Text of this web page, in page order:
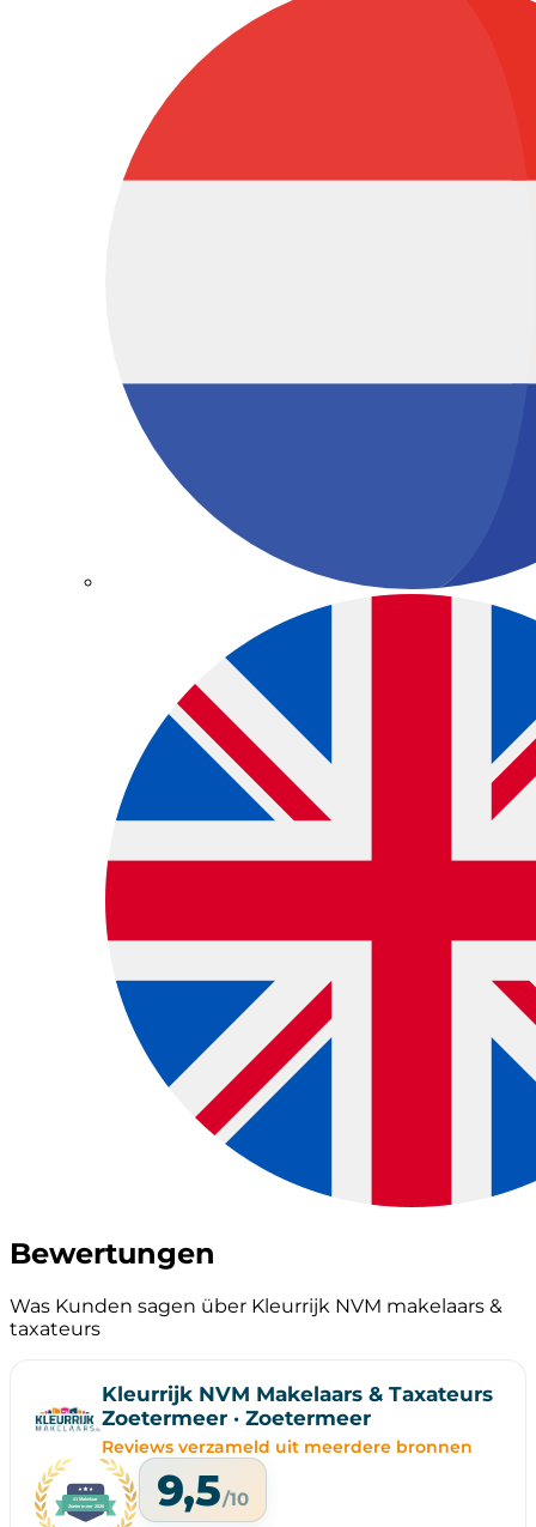
Bewertungen
Was Kunden sagen über Kleurrijk NVM makelaars &
taxateurs